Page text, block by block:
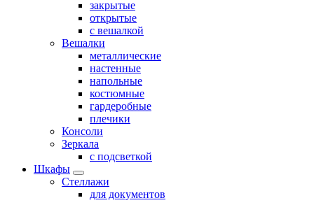
закрытые
открытые
с вешалкой
Вешалки
металлические
настенные
напольные
костюмные
гардеробные
плечики
Консоли
Зеркала
с подсветкой
Шкафы
Стеллажи
для документов